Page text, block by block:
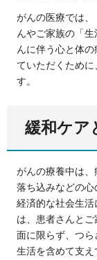
がんの医療では
んやご家族の「
んに伴う心と体
ていただくため
す。
緩和ケア
がんの療養中は
落ち込みなどの
経済的な社会生
は、患者さんと
面に限らず、つ
生活を含めて支